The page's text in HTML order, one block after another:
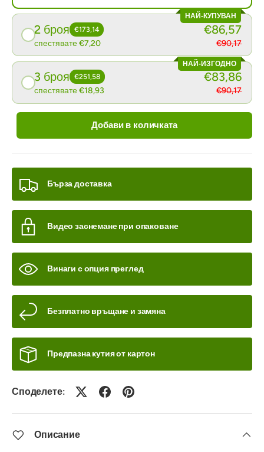
НАЙ-КУПУВАН
2 броя €173,14
спестявате €7,20
€86,57
€90,17
НАЙ-ИЗГОДНО
3 броя €251,58
спестявате €18,93
€83,86
€90,17
Добави в количката
Бърза доставка
Видео заснемане при опаковане
Винаги с опция преглед
Безплатно връщане и замяна
Предпазна кутия от картон
Споделете:
Описание